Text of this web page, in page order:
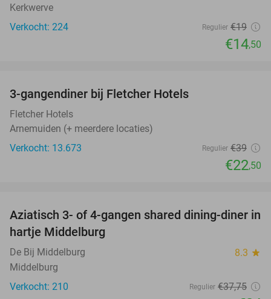
Kerkwerve
Verkocht: 224
Regulier €19
€14,50
3-gangendiner bij Fletcher Hotels
Fletcher Hotels
Arnemuiden (+ meerdere locaties)
Verkocht: 13.673
Regulier €39
€22,50
36%
Aziatisch 3- of 4-gangen shared dining-diner in
hartje Middelburg
De Bij Middelburg 8.3 star
Middelburg
Verkocht: 210
Regulier €37,75